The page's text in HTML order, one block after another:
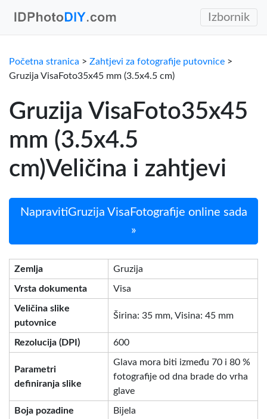
Izbornik
Početna stranica > Zahtjevi za fotografije putovnice >
Gruzija VisaFoto35x45 mm (3.5x4.5 cm)
Gruzija VisaFoto35x45
mm (3.5x4.5
cm)Veličina i zahtjevi
NapravitiGruzija VisaFotografije online sada
»
Zemlja Gruzija
Vrsta dokumenta Visa
Veličina slike
putovnice
Širina: 35 mm, Visina: 45 mm
Rezolucija (DPI) 600
Parametri
definiranja slike
Glava mora biti između 70 i 80 %
fotografije od dna brade do vrha
glave
Boja pozadine Bijela